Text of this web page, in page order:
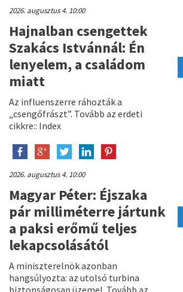
2026. augusztus 4. 10:00
Hajnalban csengettek
Szakács Istvánnál: Én
lenyelem, a családom
miatt
Az influenszerre ráhozták a
„csengőfrászt”. Tovább az erdeti
cikkre:: Index
2026. augusztus 4. 10:00
Magyar Péter: Éjszaka
pár milliméterre jártunk
a paksi erőmű teljes
lekapcsolásától
A miniszterelnök azonban
hangsúlyozta: az utolsó turbina
biztonságosan üzemel. Tovább az